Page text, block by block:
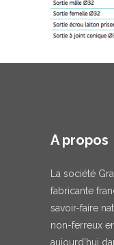
A propos
La société
fabricante
savoir-faire
non-ferreux
aujourd’hui